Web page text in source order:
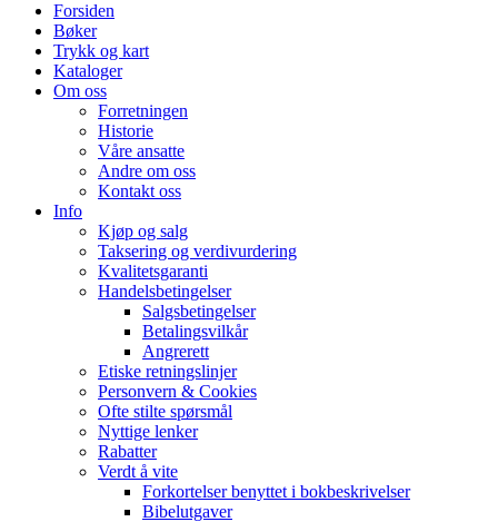
Forsiden
Bøker
Trykk og kart
Kataloger
Om oss
Forretningen
Historie
Våre ansatte
Andre om oss
Kontakt oss
Info
Kjøp og salg
Taksering og verdivurdering
Kvalitetsgaranti
Handelsbetingelser
Salgsbetingelser
Betalingsvilkår
Angrerett
Etiske retningslinjer
Personvern & Cookies
Ofte stilte spørsmål
Nyttige lenker
Rabatter
Verdt å vite
Forkortelser benyttet i bokbeskrivelser
Bibelutgaver